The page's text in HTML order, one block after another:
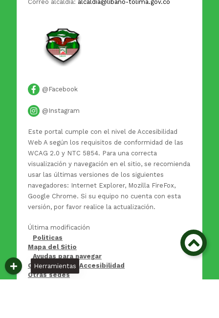
Correo alcaldía: alcaldia@libano-tolima.gov.co
@Facebook
@Instagram
Este portal cumple con el nivel de Accesibilidad
Web A según los requisitos de conformidad de las
WCAG 2.0 y NTC 5854. Para una correcta
visualización y navegación en el sitio, se recomienda
usar las últimas versiones de los siguientes
navegadores: Internet Explorer, Mozilla FireFox,
Google Chrome. Si su equipo no cuenta con esta
versión, por favor realice la actualización.
Última modificación
Politicas
Mapa del Sitio
Ayudas para navegar
Certificado de Accesibilidad
Otras sedes
Herramientas